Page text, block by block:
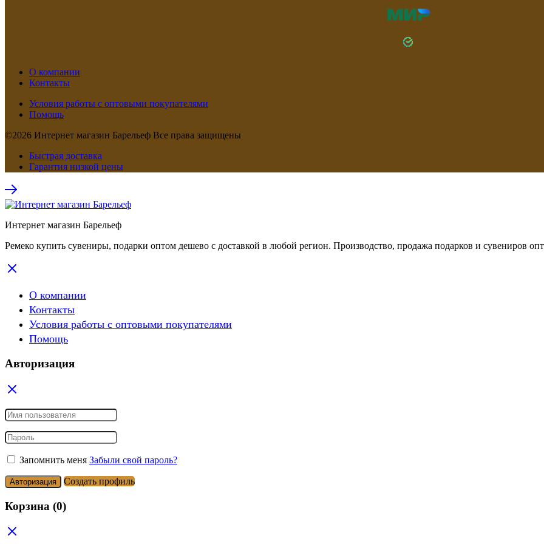
О компании
Контакты
Условия работы с оптовыми покупателями
Помощь
©2026 Интернет магазин Барельеф Все права защищены
Быстрая доставка
Гарантия низкой цены
Интернет магазин Барельеф
Ремеко купить сувениры, подарки оптом дешево с доставкой в любой регион. Производство, продажа подарков и сувениров
О компании
Контакты
Условия работы с оптовыми покупателями
Помощь
Авторизация
Запомнить меня Забыли свой пароль?
Авторизация Создать профиль
Корзина (0)